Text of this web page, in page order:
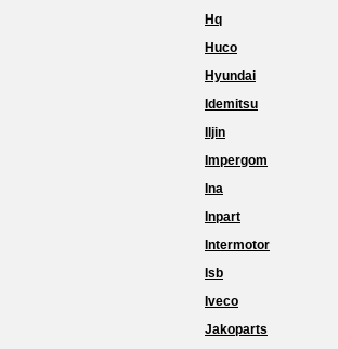
Hq
Huco
Hyundai
Idemitsu
Iljin
Impergom
Ina
Inpart
Intermotor
Isb
Iveco
Jakoparts